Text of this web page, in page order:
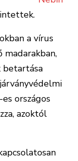
a vírus
madarakban,
betartása
országos
azoktól